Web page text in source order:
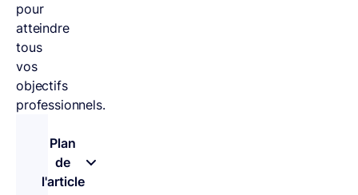
pour
atteindre
tous
vos
objectifs
professionnels.
Plan
de
l'article